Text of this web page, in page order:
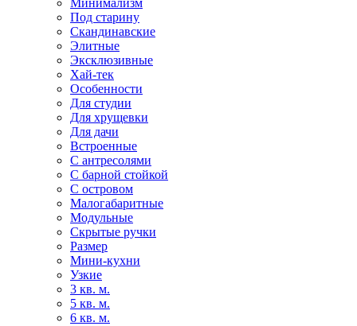
Минимализм
Под старину
Скандинавские
Элитные
Эксклюзивные
Хай-тек
Особенности
Для студии
Для хрущевки
Для дачи
Встроенные
С антресолями
С барной стойкой
С островом
Малогабаритные
Модульные
Скрытые ручки
Размер
Мини-кухни
Узкие
3 кв. м.
5 кв. м.
6 кв. м.